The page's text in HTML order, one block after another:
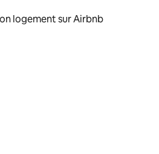
logement sur Airbnb